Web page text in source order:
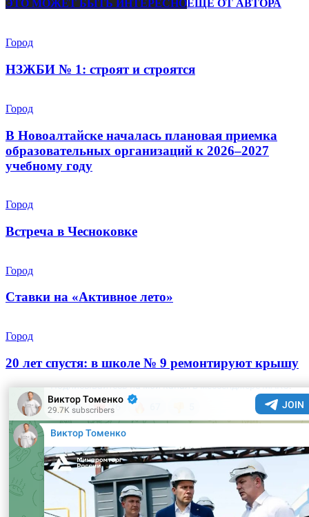
ЭТО МОЖЕТ БЫТЬ ИНТЕРЕСНО ЕЩЕ ОТ АВТОРА
Город
НЗЖБИ № 1: строят и строятся
Город
В Новоалтайске началась плановая приемка
образовательных организаций к 2026–2027
учебному году
Город
Встреча в Чесноковке
Город
Ставки на «Активное лето»
Город
20 лет спустя: в школе № 9 ремонтируют крышу